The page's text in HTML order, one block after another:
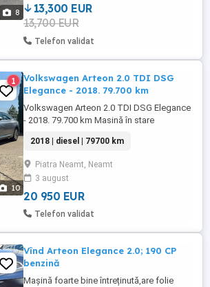
8
AirStop 245 ...
13,300 EUR
13,700 EUR
Telefon validat
10
1
Volkswagen Arteon 2.0 TDI DSG
Elegance - 2018. 79.700 km
Volkswagen Arteon 2.0 TDI DSG Elegance
- 2018. 79.700 km Masină în stare
cu grijă. Perfectă atât pentru business cât
si personal. cu un consum excelent si
design premium. Informaţii tehnice: An:
2018 Kilometri: 79.700 km reali, rulati în
regim extraurban Motorizare: ...
2018 | diesel | 79700 km
Piatra Neamt, Neamt
3 august
20 950 EUR
Telefon validat
Vînd Arteon Elegance 2.0; 190 CP
benzină
Mașină foarte bine întreținută,are folie